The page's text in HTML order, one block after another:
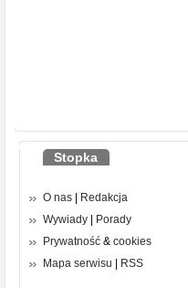
Stopka
O nas
Redakcja
Wywiady
Porady
Prywatność & cookies
Mapa serwisu
RSS